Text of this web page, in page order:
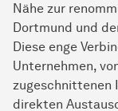
Nähe zur
Dortmund und
Diese enge
Unternehmen,
zugeschnittenen
direkten